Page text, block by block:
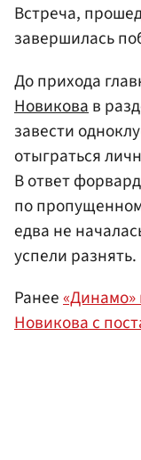
Встреча,
завершилась
До прихода
Новикова в
завести
отыграться
В ответ
по
едва не
успели разнять.
Ранее«Динамо»
Новикова с